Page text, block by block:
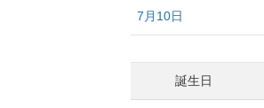
7月10日
誕生日